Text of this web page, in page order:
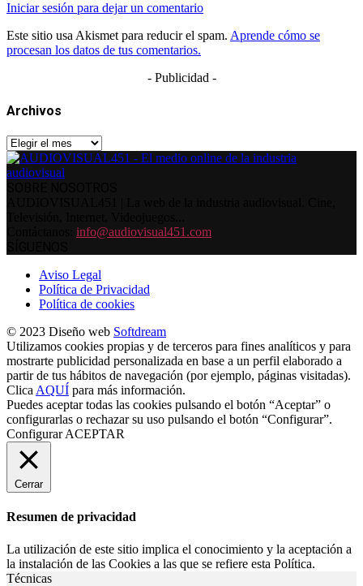
Iniciar sesión para dejar un comentario
Este sitio usa Akismet para reducir el spam. Aprende cómo se
procesan los datos de tus comentarios.
- Publicidad -
Archivos
Archivos
info@audiovisual451.com
Aviso Legal
Política de Privacidad
Política de cookies
© 2023 Diseño web Softdream
Utilizamos cookies propias y de terceros para fines analíticos y para
mostrarte publicidad personalizada en base a un perfil elaborado a
partir de tus hábitos de navegación (por ejemplo, páginas visitadas).
Clica AQUÍ para más información.
Puedes aceptar todas las cookies pulsando el botón “Aceptar” o
configurarlas o rechazar su uso pulsando el botón “Configurar”.
Configurar ACEPTAR
Cerrar
Resumen de privacidad
La utilización de este sitio implica el conocimiento y la aceptación a
la instalación de las Cookies a las que se refiere esta Política.
Técnicas